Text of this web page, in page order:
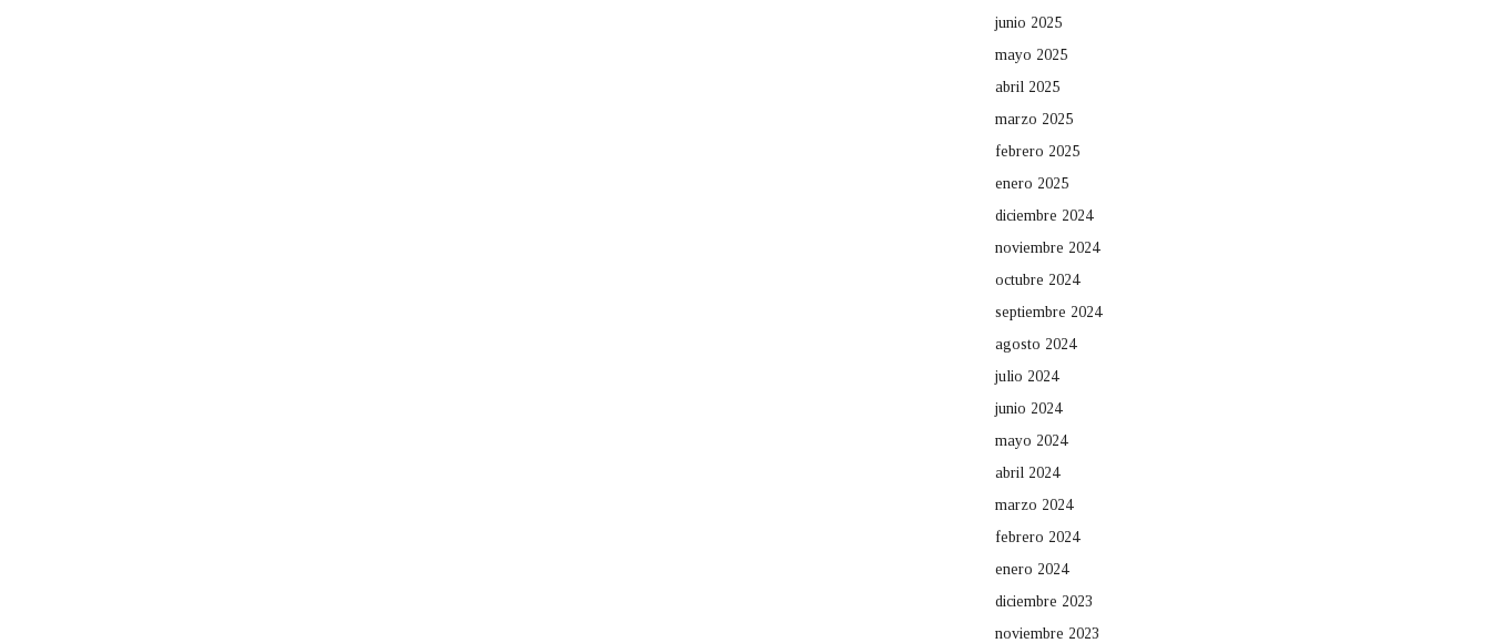
junio 2025
mayo 2025
abril 2025
marzo 2025
febrero 2025
enero 2025
diciembre 2024
noviembre 2024
octubre 2024
septiembre 2024
agosto 2024
julio 2024
junio 2024
mayo 2024
abril 2024
marzo 2024
febrero 2024
enero 2024
diciembre 2023
noviembre 2023